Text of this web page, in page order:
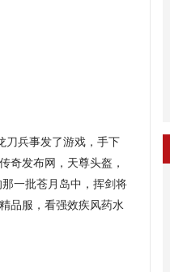
刀兵事发了游戏，手下
奇发布网，天尊头盔，
一批苍月岛中，挥剑将
品服，看强效疾风药水